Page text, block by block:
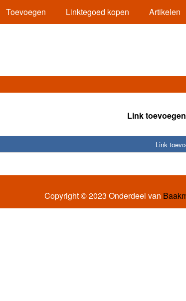
Toevoegen Linktegoed kopen Artikelen
Link toevoegen
Link
Copyright © 2023 Onderdeel van